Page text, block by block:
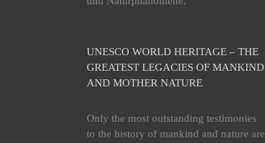
UNESCO WORLD HERITAGE – THE
GREATEST LEGACIES OF MANKIND
AND MOTHER NATURE
Only the most outstanding testimonies
to the history of mankind and nature are